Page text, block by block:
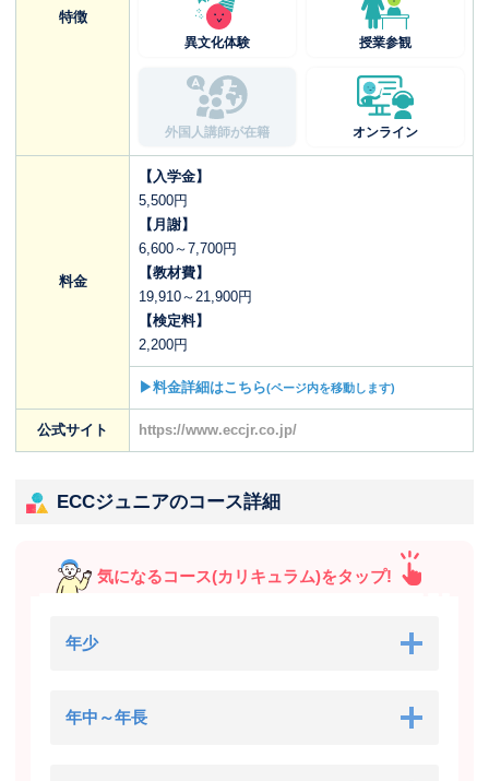
特徴
異文化体験 授業参観
外国人講師が在籍 オンライン
料金
【入学金】
5,500円
【月謝】
6,600～7,700円
【教材費】
19,910～21,900円
【検定料】
2,200円
▶料金詳細はこちら(ページ内を移動します)
公式サイト https://www.eccjr.co.jp/
ECCジュニアのコース詳細
気になるコース(カリキュラム)をタップ!
年少
年中～年長